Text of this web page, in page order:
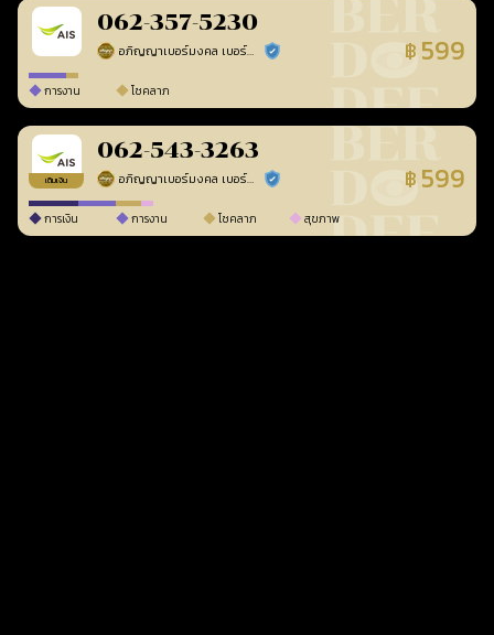
062-357-5230
อภิญญาเบอร์มงคล เบอร์สวยเลขศาสตร์ ร้านยืนยันแล้ว ฿ 599
การงาน โชคลาภ
เติมเงิน
062-543-3263
อภิญญาเบอร์มงคล เบอร์สวยเลขศาสตร์ ร้านยืนยันแล้ว ฿ 599
การเงิน การงาน โชคลาภ สุขภาพ